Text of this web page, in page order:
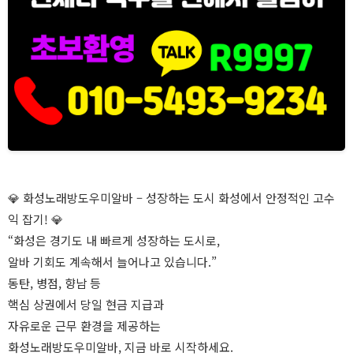
💎 화성노래방도우미알바 – 성장하는 도시 화성에서 안정적인 고수
익 잡기! 💎
“화성은 경기도 내 빠르게 성장하는 도시로,
알바 기회도 계속해서 늘어나고 있습니다.”
동탄, 병점, 향남 등
핵심 상권에서 당일 현금 지급과
자유로운 근무 환경을 제공하는
화성노래방도우미알바, 지금 바로 시작하세요.